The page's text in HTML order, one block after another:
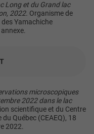
Long et du Grand lac
2022. Organisme de
Yamachiche
microscopiques
2022 dans le lac
scientifique et du Centre
Québec (CEAEQ), 18
2022.